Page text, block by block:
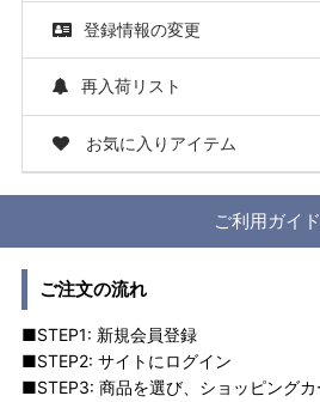
登録情報の変更
再入荷リスト
お気に入りアイテム
ご利用ガイド
ご注文の流れ
■STEP1: 新規会員登録
■STEP2: サイトにログイン
■STEP3: 商品を選び、ショッピングカ